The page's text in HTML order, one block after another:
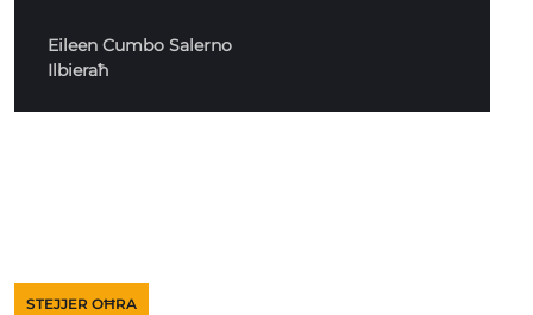
Eileen Cumbo Salerno
Ilbieraħ
STEJJER OĦRA